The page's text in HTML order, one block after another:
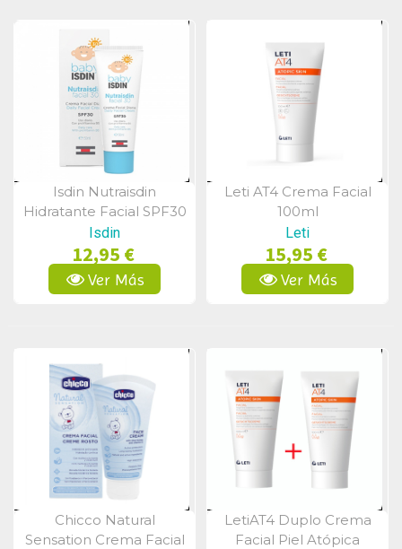
Vista Rápida
Isdin Nutraisdin
Hidratante Facial SPF30
50ml
Isdin
12,95 €
Ver Más
Vista Rápida
Leti AT4 Crema Facial
100ml
Leti
15,95 €
Ver Más
Vista Rápida
Chicco Natural
Sensation Crema Facial
Vista Rápida
LetiAT4 Duplo Crema
Facial Piel Atópica